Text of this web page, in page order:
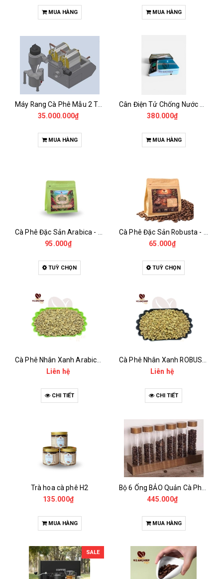
MUA HÀNG MUA HÀNG
Máy Rang Cà Phê Mẫu 2 Trống Rang (500+500gr)
35.000.000₫
MUA HÀNG
380.000₫
MUA HÀNG
95.000₫
TUỲ CHỌN
65.000₫
TUỲ CHỌN
Liên hệ
CHI TIẾT
Liên hệ
CHI TIẾT
Trà hoa cà phê H2
135.000₫
MUA HÀNG
445.000₫
MUA HÀNG
SALE